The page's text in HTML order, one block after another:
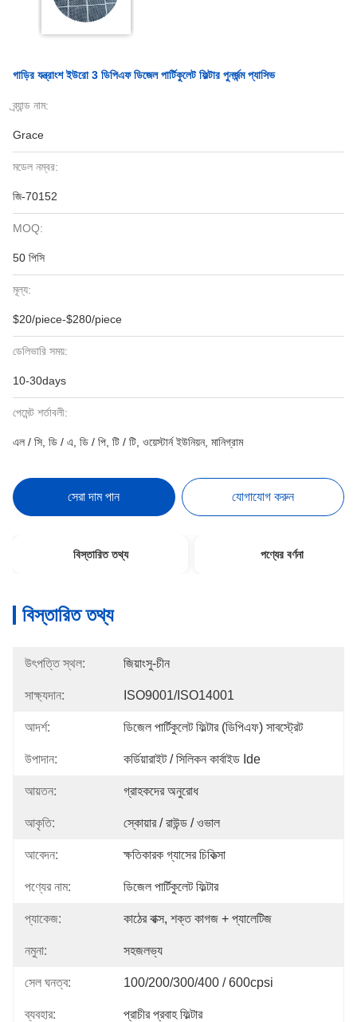
গাড়ির যন্ত্রাংশ ইউরো 3 ডিপিএফ ডিজেল পার্টিকুলেট ফিল্টার পুনর্জন্ম প্যাসিভ
ব্র্যান্ড নাম:
Grace
মডেল নম্বর:
জি-70152
MOQ:
50 পিসি
মূল্য:
$20/piece-$280/piece
ডেলিভারি সময়:
10-30days
পেমেন্ট শর্তাবলী:
এল / সি, ডি / এ, ডি / পি, টি / টি, ওয়েস্টার্ন ইউনিয়ন, মানিগ্রাম
সেরা দাম পান যোগাযোগ করুন
বিস্তারিত তথ্য পণ্যের বর্ণনা
বিস্তারিত তথ্য
উৎপত্তি স্থল: জিয়াংসু-চীন
সাক্ষ্যদান: ISO9001/ISO14001
আদর্শ: ডিজেল পার্টিকুলেট ফিল্টার (ডিপিএফ) সাবস্ট্রেট
উপাদান: কর্ডিয়ারাইট / সিলিকন কার্বাইড Ide
আয়তন: গ্রাহকদের অনুরোধ
আকৃতি: স্কোয়ার / রাউন্ড / ওভাল
আবেদন: ক্ষতিকারক গ্যাসের চিকিত্সা
পণ্যের নাম: ডিজেল পার্টিকুলেট ফিল্টার
প্যাকেজ: কাঠের বাক্স, শক্ত কাগজ + প্যালেটিজ
নমুনা: সহজলভ্য
সেল ঘনত্ব: 100/200/300/400 / 600cpsi
ব্যবহার: প্রাচীর প্রবাহ ফিল্টার